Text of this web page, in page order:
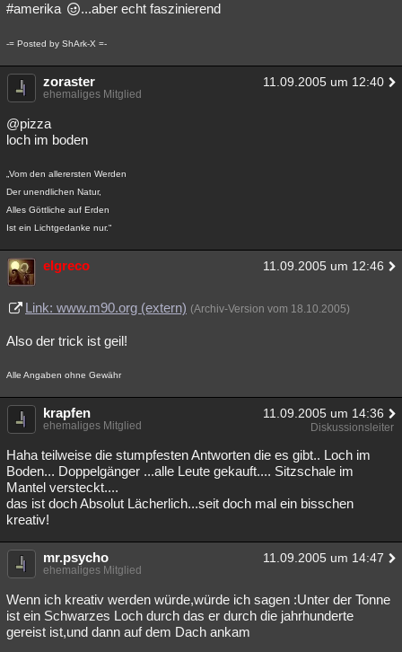
#amerika ...aber echt faszinierend
-= Posted by ShArk-X =-
zoraster 11.09.2005 um 12:40
ehemaliges Mitglied
@pizza
loch im boden
„Vom den allerersten Werden
Der unendlichen Natur,
Alles Göttliche auf Erden
Ist ein Lichtgedanke nur.“
elgreco 11.09.2005 um 12:46
Link: www.m90.org (extern) (Archiv-Version vom 18.10.2005)
Also der trick ist geil!
Alle Angaben ohne Gewähr
krapfen 11.09.2005 um 14:36
ehemaliges Mitglied Diskussionsleiter
Haha teilweise die stumpfesten Antworten die es gibt.. Loch im
Boden... Doppelgänger ...alle Leute gekauft.... Sitzschale im
Mantel versteckt....
das ist doch Absolut Lächerlich...seit doch mal ein bisschen
kreativ!
mr.psycho 11.09.2005 um 14:47
ehemaliges Mitglied
Wenn ich kreativ werden würde,würde ich sagen :Unter der Tonne
ist ein Schwarzes Loch durch das er durch die jahrhunderte
gereist ist,und dann auf dem Dach ankam